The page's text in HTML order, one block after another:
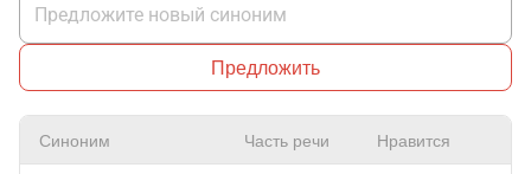
Предложить
Синоним Часть речи Нравится